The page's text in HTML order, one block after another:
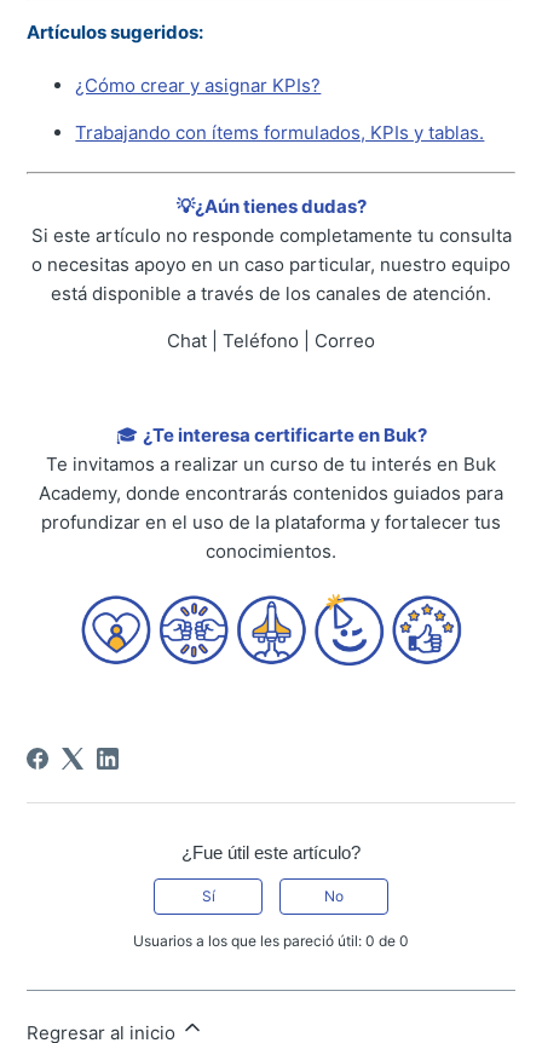
Artículos sugeridos:
¿Cómo crear y asignar KPIs?
Trabajando con ítems formulados, KPIs y tablas.
💡¿Aún tienes dudas?
Si este artículo no responde completamente tu consulta
o necesitas apoyo en un caso particular, nuestro equipo
está disponible a través de los canales de atención.
Chat | Teléfono | Correo
🎓 ¿Te interesa certificarte en Buk?
Te invitamos a realizar un curso de tu interés en Buk
Academy, donde encontrarás contenidos guiados para
profundizar en el uso de la plataforma y fortalecer tus
conocimientos.
¿Fue útil este artículo?
Sí No
Usuarios a los que les pareció útil: 0 de 0
Regresar al inicio